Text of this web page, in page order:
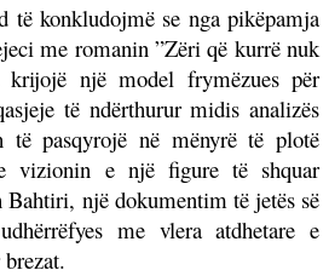
të konkludojmë se nga pikëpamja
me romanin ”Zëri që kurrë nuk
një model frymëzues për
të ndërthurur midis analizës
pasqyrojë në mënyrë të plotë
vizionin e një figure të shquar
Bahtiri, një dokumentim të jetës së
me vlera atdhetare e